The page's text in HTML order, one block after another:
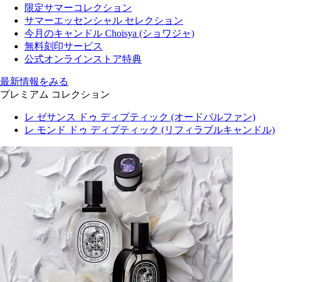
限定サマーコレクション
サマーエッセンシャル セレクション
今月のキャンドル Choisya (ショワジャ)
無料刻印サービス
公式オンラインストア特典
最新情報をみる
プレミアム コレクション
レ ゼサンス ドゥ ディプティック (オードパルファン)
レ モンド ドゥ ディプティック (リフィラブルキャンドル)